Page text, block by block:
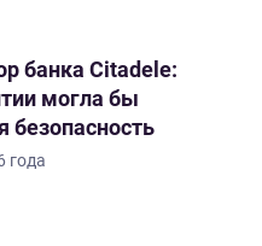
банка Citadele:
могла бы
безопасность
года